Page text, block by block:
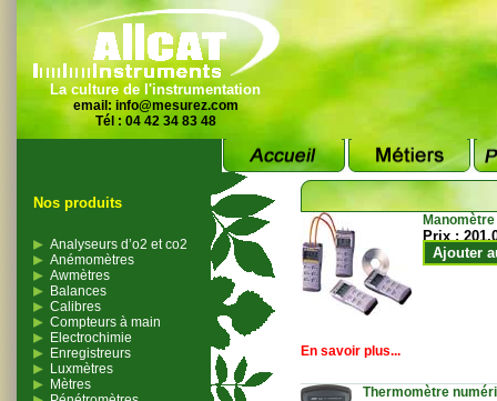
La culture de l'instrumentation
email: info@mesurez.com
Tél : 04 42 34 83 48
Nos produits
Analyseurs d’o2 et co2
Anémomètres
Awmètres
Balances
Calibres
Compteurs à main
Electrochimie
Enregistreurs
Luxmètres
Mètres
Prix :
Ajouter
En savoir plus...
Thermomètre